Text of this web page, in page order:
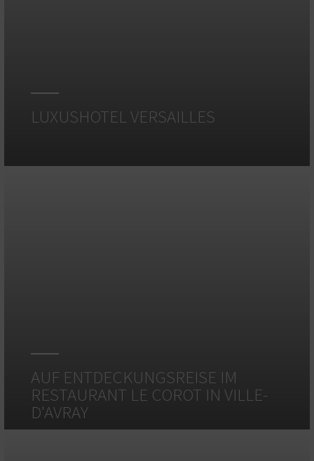
LUXUSHOTEL VERSAILLES
AUF ENTDECKUNGSREISE IM
RESTAURANT LE COROT IN VILLE-
D'AVRAY